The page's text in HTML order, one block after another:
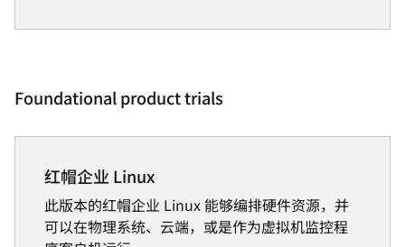
Foundational product trials
红帽企业 Linux
此版本的红帽企业 Linux 能够编排硬件资源，并
可以在物理系统、云端，或是作为虚拟机监控程